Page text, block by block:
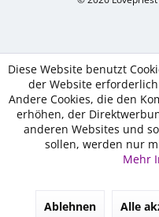
Diese Website benutzt
der Website
Andere Cookies, die den
erhöhen, der
anderen Websites und
sollen, werden nur
Mehr
Ablehnen Alle